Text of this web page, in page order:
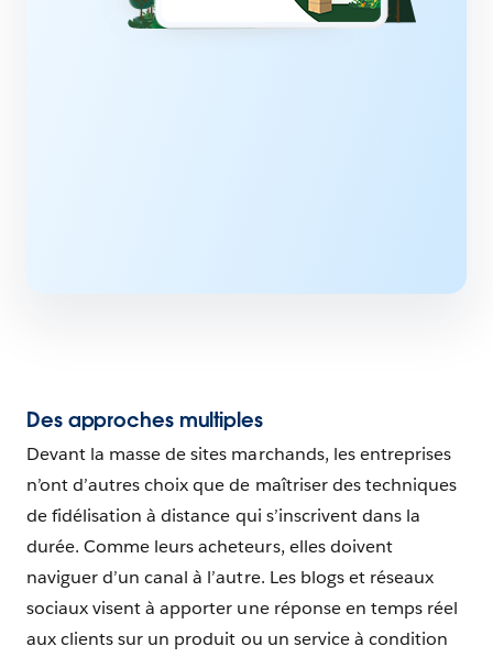
Des approches multiples
Devant la masse de sites marchands, les entreprises
n’ont d’autres choix que de maîtriser des techniques
de fidélisation à distance qui s’inscrivent dans la
durée. Comme leurs acheteurs, elles doivent
naviguer d’un canal à l’autre. Les blogs et réseaux
sociaux visent à apporter une réponse en temps réel
aux clients sur un produit ou un service à condition